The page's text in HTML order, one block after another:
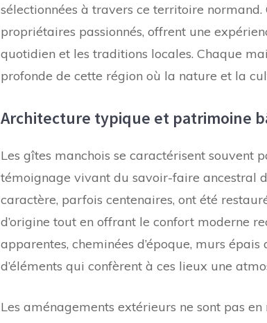
sélectionnées à travers ce territoire
propriétaires passionnés, offrent une
quotidien et les traditions locales. Chaque
profonde de cette région où la nature et la
Architecture typique et patrimoine
Les gîtes manchois se caractérisent souvent
témoignage vivant du savoir-faire ancestral
caractère, parfois centenaires, ont été
d’origine tout en offrant le confort moderne
apparentes, cheminées d’époque, murs
d’éléments qui confèrent à ces lieux une
Les aménagements extérieurs ne sont pas